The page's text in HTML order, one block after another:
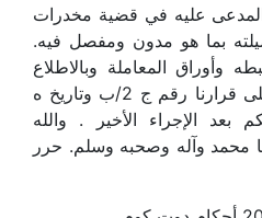
عليه في قضية مخدرات
بما هو مدون ومفصل فيه.
وأوراق المعاملة وبالاطلاع
على ما أجاب به فضيلته على قرارنا رقم ج 2/ب وتاريخ ه
بعد الإجراء الأخير . والله
محمد وآله وصحبه وسلم. حرر